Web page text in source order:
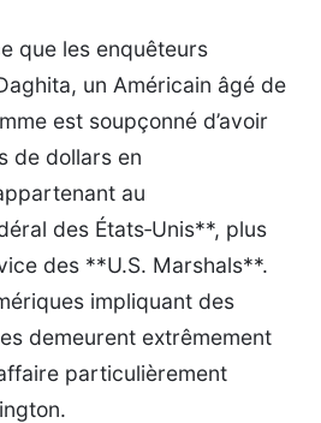
que les enquêteurs
un Américain âgé de
est soupçonné d’avoir
de dollars en
au
des États‑Unis**, plus
des **U.S. Marshals**.
impliquant des
demeurent extrêmement
particulièrement